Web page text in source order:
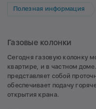
Полезная информация
Газовые колонки
Сегодня газовую колонку
квартире, и в частном
представляет собой
обеспечивает подачу
открытия крана.